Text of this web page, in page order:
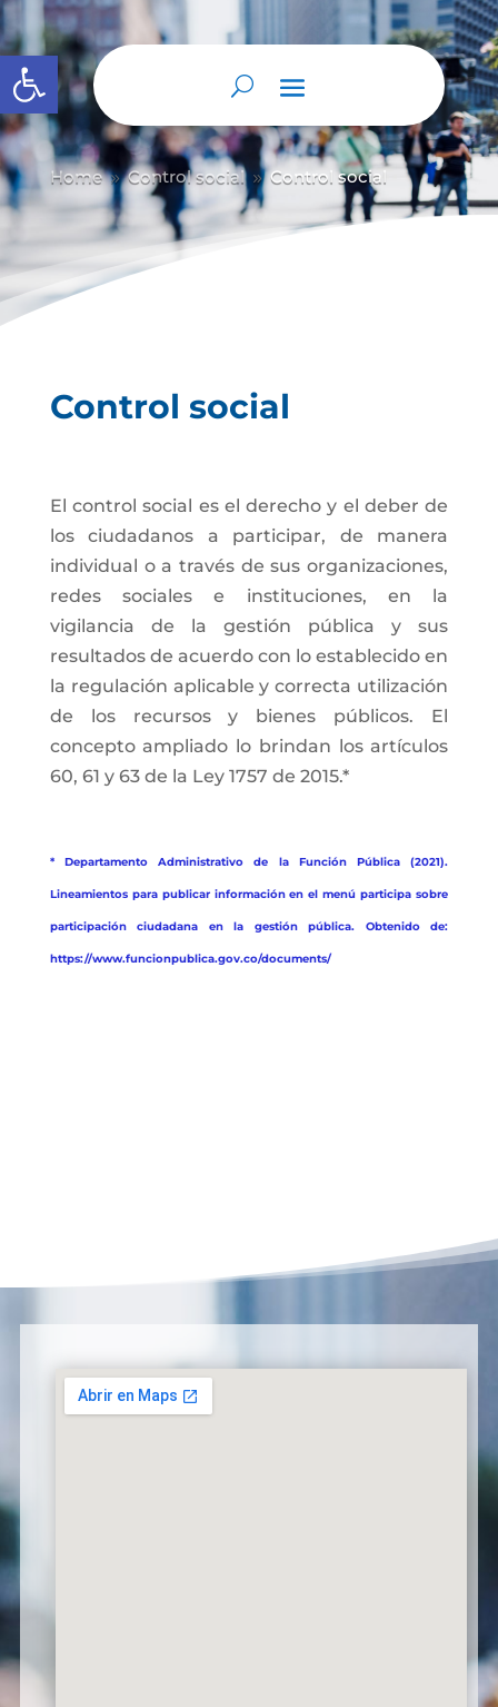
Abrir barra de herramientas
Home 9 Control social 9 Control social
Control social
El control social es el derecho y el deber de
los ciudadanos a participar, de manera
individual o a través de sus organizaciones,
redes sociales e instituciones, en la
vigilancia de la gestión pública y sus
resultados de acuerdo con lo establecido en
la regulación aplicable y correcta utilización
de los recursos y bienes públicos. El
concepto ampliado lo brindan los artículos
60, 61 y 63 de la Ley 1757 de 2015.*
* Departamento Administrativo de la Función Pública (2021).
Lineamientos para publicar información en el menú participa sobre
participación ciudadana en la gestión pública. Obtenido de:
https://www.funcionpublica.gov.co/documents/